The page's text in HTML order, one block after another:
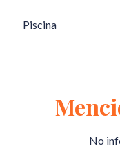
Piscina
No